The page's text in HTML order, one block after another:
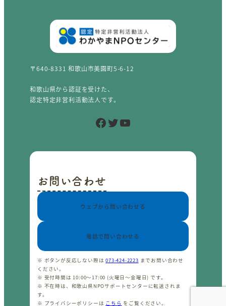
〒640-8331 和歌山市美園町5-6-12
和歌山県から認証を受けた、
認定特定非営利活動法人です。
Facebook Twitter YouTube
お問い合わせ
ウェブから問い合わせる
電話で問い合わせる
※ ボタンが反応しない際は073-424-2223 までお問い合わせ
ください。
※ 受付時間は 10:00〜17:00 (火曜日〜金曜日) です。
※ 不在時は、和歌山県NPOサポートセンターに転送されま
す。
※ プライバシーポリシーは こちら をご覧ください。